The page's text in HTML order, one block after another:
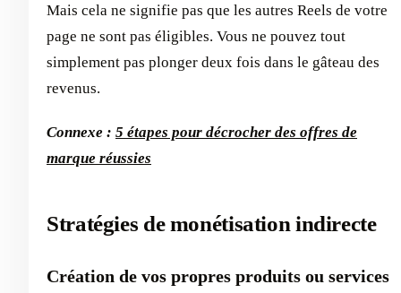
Mais cela ne signifie pas que les autres Reels de votre
page ne sont pas éligibles. Vous ne pouvez tout
simplement pas plonger deux fois dans le gâteau des
revenus.
Connexe : 5 étapes pour décrocher des offres de
marque réussies
Stratégies de monétisation indirecte
Création de vos propres produits ou services